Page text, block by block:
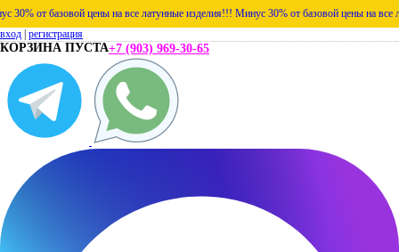
от базовой цены на все латунные изделия!!! Минус 30% от базовой цены на все
вход регистрация
КОРЗИНА ПУСТА+7 (903) 969-30-65